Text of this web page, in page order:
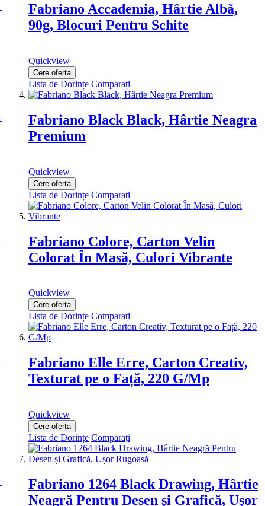
Fabriano Accademia, Hârtie Albă,
90g, Blocuri Pentru Schite
Quickview
Cere oferta
Lista de Dorințe Comparați
Fabriano Black Black, Hârtie Neagra
Premium
Quickview
Cere oferta
Lista de Dorințe Comparați
Fabriano Colore, Carton Velin
Colorat În Masă, Culori Vibrante
Quickview
Cere oferta
Lista de Dorințe Comparați
Fabriano Elle Erre, Carton Creativ,
Texturat pe o Față, 220 G/Mp
Quickview
Cere oferta
Lista de Dorințe Comparați
Fabriano 1264 Black Drawing, Hârtie
Neagră Pentru Desen și Grafică, Ușor